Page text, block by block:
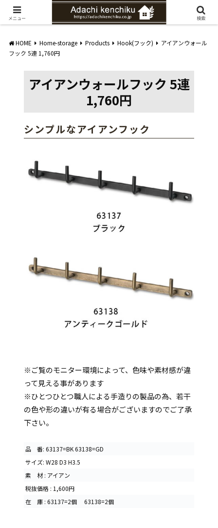
愛知県みよし市の工務店。自然素材を使ったナチュラルな家づくりをご提案
HOME Home-storage Products Hook(フック)
アイアンウォール
フック 5連 1,760円
アイアンウォールフック 5連
1,760円
シンプルなアイアンフック
※ご覧のモニター環境によって、色味や素材感が違
って見える事があります
※ひとつひとつ職人による手造りの製品の為、若干
の色や形の違いが有る場合がございますのでご了承
下さい。
品 番: 63137=BK 63138=GD
サイズ: W28 D3 H3.5
素 材 : アイアン
税抜価格 : 1,600円
在 庫 : 63137=2個 63138=2個
メニュー 検索